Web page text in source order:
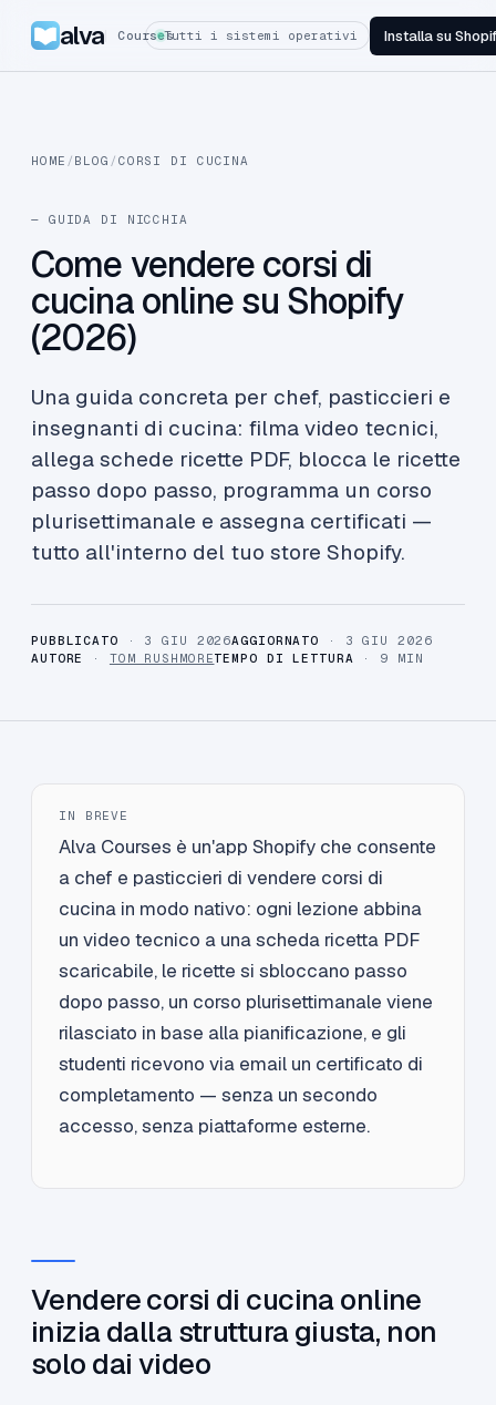
alva CoursesTutti i sistemi operativi Installa su
HOME / BLOG / CORSI DI CUCINA
— GUIDA DI NICCHIA
Come vendere corsi di
cucina online su Shopify
(2026)
Una guida concreta per chef, pasticcieri e
insegnanti di cucina: filma video tecnici,
allega schede ricette PDF, blocca le ricette
passo dopo passo, programma un corso
plurisettimanale e assegna certificati —
tutto all'interno del tuo store Shopify.
PUBBLICATO · 3 GIU 2026AGGIORNATO · 3 GIU 2026
AUTORE
· TOM RUSHMORETEMPO DI LETTURA · 9 MIN
IN BREVE
Alva Courses è un'app Shopify che consente
a chef e pasticcieri di vendere corsi di
cucina in modo nativo: ogni lezione abbina
un video tecnico a una scheda ricetta PDF
scaricabile, le ricette si sbloccano passo
dopo passo, un corso plurisettimanale viene
rilasciato in base alla pianificazione, e gli
studenti ricevono via email un certificato di
completamento — senza un secondo
accesso, senza piattaforme esterne.
Vendere corsi di cucina online
inizia dalla struttura giusta, non
solo dai video